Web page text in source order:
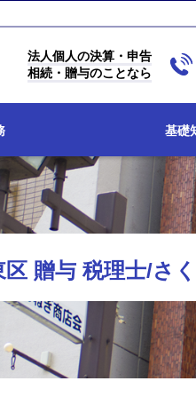
法人個人の決算・申告
相続・贈与のことなら
基礎
区 贈与 税理士/さ